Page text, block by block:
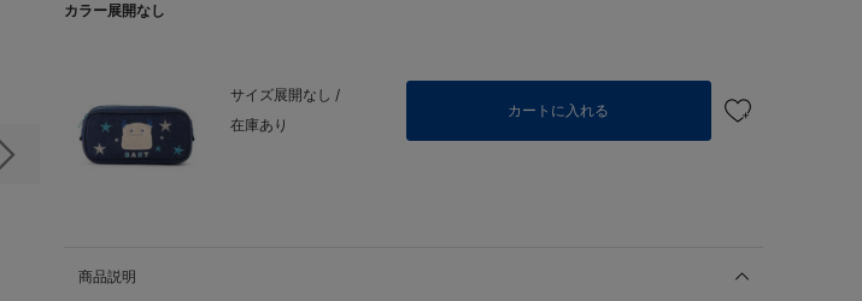
次の画像
カラー展開なし
サイズ展開なし /
在庫あり
カートに入れる
商品説明